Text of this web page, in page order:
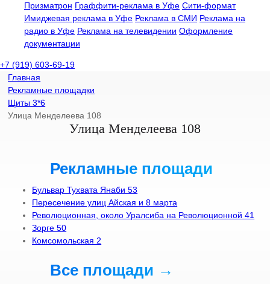
Призматрон Граффити-реклама в Уфе Сити-формат
Имиджевая реклама в Уфе Реклама в СМИ Реклама на
радио в Уфе Реклама на телевидении Оформление
документации
+7 (919) 603-69-19
Главная
Рекламные площадки
Щиты 3*6
Улица Менделеева 108
Улица Менделеева 108
Рекламные площади
Бульвар Тухвата Янаби 53
Пересечение улиц Айская и 8 марта
Революционная, около Уралсиба на Революционной 41
Зорге 50
Комсомольская 2
Все площади →